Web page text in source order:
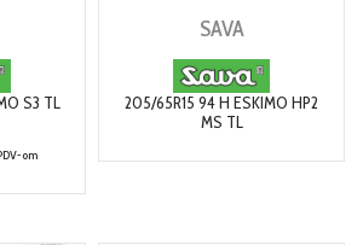
S3 TL
om
SAVA
205/65R15 94 H ESKIMO HP2
MS TL